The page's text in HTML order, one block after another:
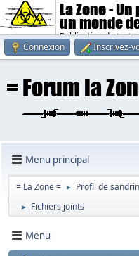
La Zone -
un monde
Publication de
Connexion
Inscrivez-
Menu principal
= La Zone = ► Profil de
► Fichiers joints
Menu